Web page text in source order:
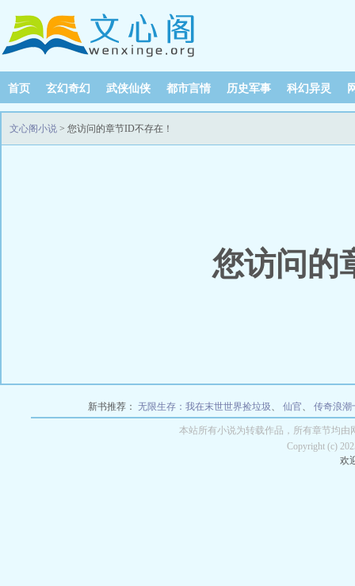
首页 玄幻奇幻 武侠仙侠 都市言情 历史军事 科幻异灵
文心阁小说 > 您访问的章节ID不存在！
您访问的
新书推荐： 无限生存：我在末世世界捡垃圾、 仙官、 传奇浪潮
本站所有小说为转载作品，所有章节均
Copyright (c)
欢